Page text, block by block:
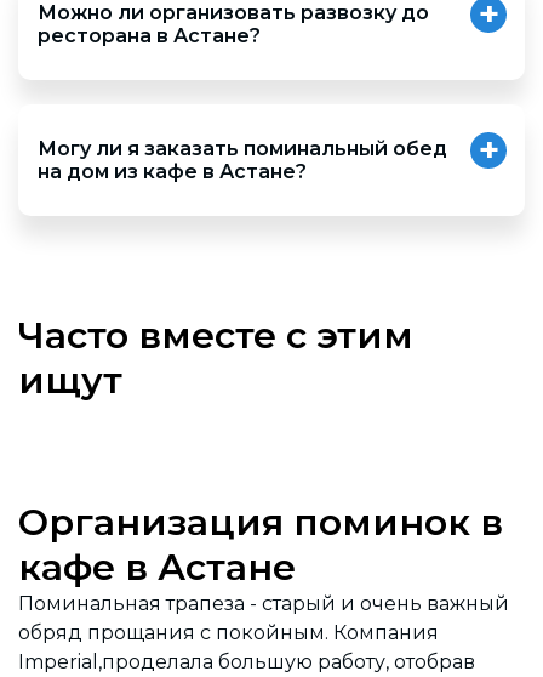
Можно ли организовать развозку до
ресторана в Астане?
Вариант второй- для доставки гостей в
можем организовать отдельный
Могу ли я заказать поминальный обед
на дом из кафе в Астане?
Часто вместе с этим
ищут
Организация поминок в
кафе в Астане
Поминальная трапеза - старый и очень важный
обряд прощания с покойным. Компания
Imperial,проделала большую работу, отобрав